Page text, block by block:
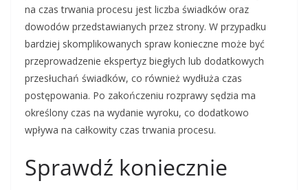
na czas trwania procesu jest liczba świadków oraz
dowodów przedstawianych przez strony. W przypadku
bardziej skomplikowanych spraw konieczne może być
przeprowadzenie ekspertyz biegłych lub dodatkowych
przesłuchań świadków, co również wydłuża czas
postępowania. Po zakończeniu rozprawy sędzia ma
określony czas na wydanie wyroku, co dodatkowo
wpływa na całkowity czas trwania procesu.
Sprawdź koniecznie